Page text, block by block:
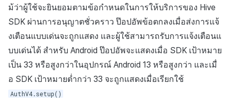
ม้ว่าผู้ใช้จะยินยอมตามข้อกำหนดในการให้บริการของ Hive
SDK ผ่านการอนุญาตชั่วคราว ป๊อปอัพข้อตกลงเมื่อส่งการแจ้
งเตือนแบบเด่นจะถูกแสดง และผู้ใช้สามารถรับการแจ้งเตือนแ
บบเด่นได้ สำหรับ Android ป๊อปอัพจะแสดงเมื่อ SDK เป้าหมาย
เป็น 33 หรือสูงกว่าในอุปกรณ์ Android 13 หรือสูงกว่า และเมื่
อ SDK เป้าหมายต่ำกว่า 33 จะถูกแสดงเมื่อเรียกใช้
AuthV4.setup()